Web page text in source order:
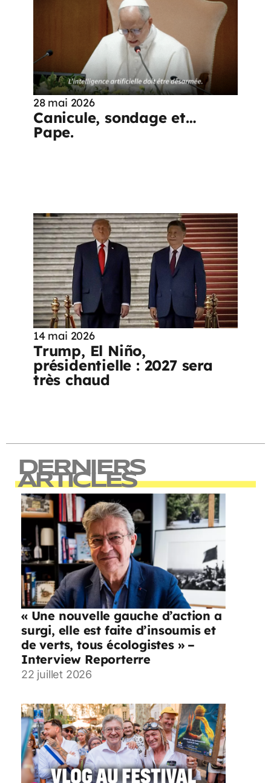
28 mai 2026
Canicule, sondage et…
Pape.
14 mai 2026
Trump, El Niño,
présidentielle : 2027 sera
très chaud
DERNIERS
ARTICLES
« Une nouvelle gauche d’action a
surgi, elle est faite d’insoumis et
de verts, tous écologistes » –
Interview Reporterre
22 juillet 2026